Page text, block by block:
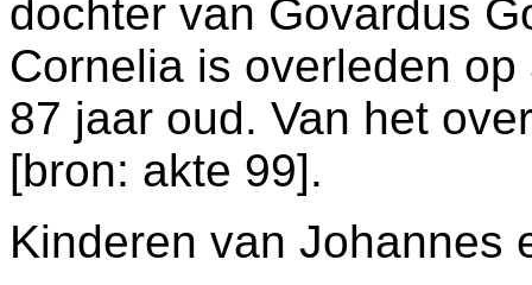
dochter van Govardus
Cornelia is overleden
87 jaar oud. Van het
[bron: akte 99].
Kinderen van Johannes